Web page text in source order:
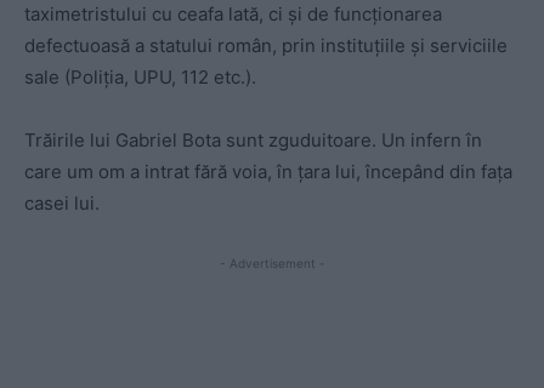
taximetristului cu ceafa lată, ci și de funcționarea
defectuoasă a statului român, prin instituțiile și serviciile
sale (Poliția, UPU, 112 etc.).
Trăirile lui Gabriel Bota sunt zguduitoare. Un infern în
care um om a intrat fără voia, în țara lui, începând din fața
casei lui.
- Advertisement -